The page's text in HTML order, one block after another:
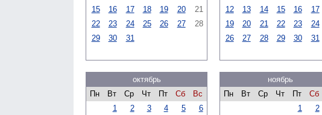
15
16 17 18 19 20
21
22
23 24 25 26 27
28
29
30 31
12
13 14 15 16 17
19
20 21 22 23 24
26
27 28 29 30 31
октябрь
Пн
Вт Ср Чт Пт Сб
Вс
1
2 3 4 5
6
ноябрь
Пн
Вт Ср Чт Пт Сб
1
2